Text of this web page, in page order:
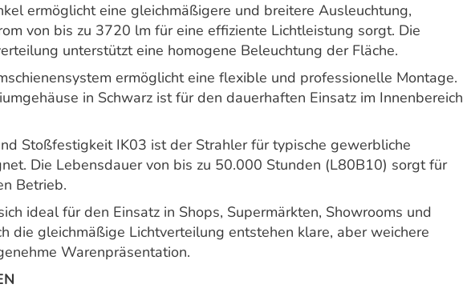
ermöglicht eine gleichmäßigere und breitere Ausleuchtung,
von bis zu 3720 lm für eine effiziente Lichtleistung sorgt. Die
unterstützt eine homogene Beleuchtung der Fläche.
ermöglicht eine flexible und professionelle Montage.
in Schwarz ist für den dauerhaften Einsatz im Innenbereich
Stoßfestigkeit IK03 ist der Strahler für typische gewerbliche
Die Lebensdauer von bis zu 50.000 Stunden (L80B10) sorgt für
Betrieb.
ideal für den Einsatz in Shops, Supermärkten, Showrooms und
die gleichmäßige Lichtverteilung entstehen klare, aber weichere
Warenpräsentation.